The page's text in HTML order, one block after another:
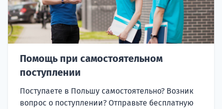
Помощь при самостоятельном
поступлении
Поступаете в Польшу самостоятельно? Возник
вопрос о поступлении? Отправьте бесплатную